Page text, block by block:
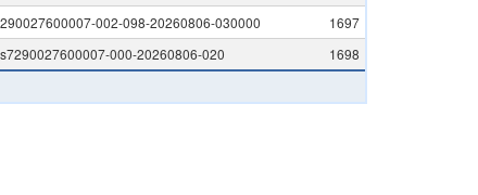
002-098-20260806-030000
1697
000-20260806-020 1698